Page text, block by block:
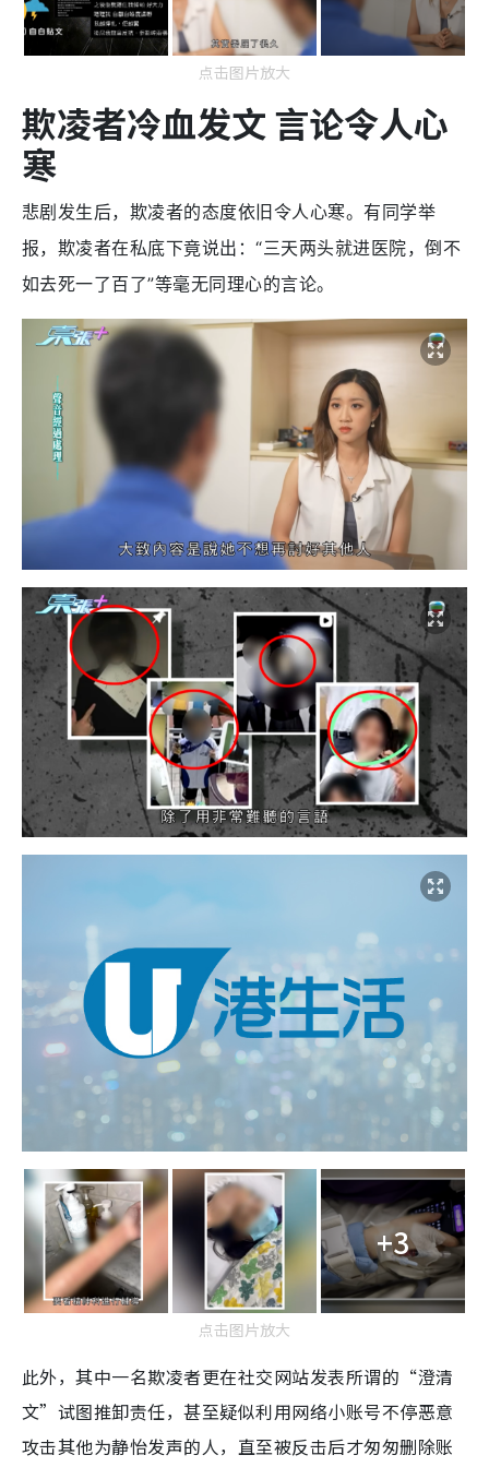
点击图片放大
欺凌者冷血发文 言论令人心
寒
悲剧发生后，欺凌者的态度依旧令人心寒。有同学举
报，欺凌者在私底下竟说出：“三天两头就进医院，倒不
如去死一了百了”等毫无同理心的言论。
+3
点击图片放大
此外，其中一名欺凌者更在社交网站发表所谓的“澄清
文”试图推卸责任，甚至疑似利用网络小账号不停恶意
攻击其他为静怡发声的人，直至被反击后才匆匆删除账